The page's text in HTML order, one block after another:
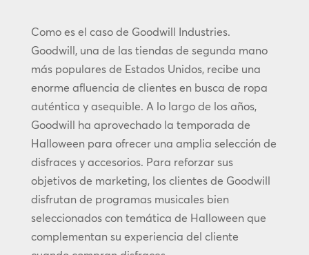
Como es el caso de Goodwill Industries.
Goodwill, una de las tiendas de segunda mano
más populares de Estados Unidos, recibe una
enorme afluencia de clientes en busca de ropa
auténtica y asequible. A lo largo de los años,
Goodwill ha aprovechado la temporada de
Halloween para ofrecer una amplia selección de
disfraces y accesorios. Para reforzar sus
objetivos de marketing, los clientes de Goodwill
disfrutan de programas musicales bien
seleccionados con temática de Halloween que
complementan su experiencia del cliente